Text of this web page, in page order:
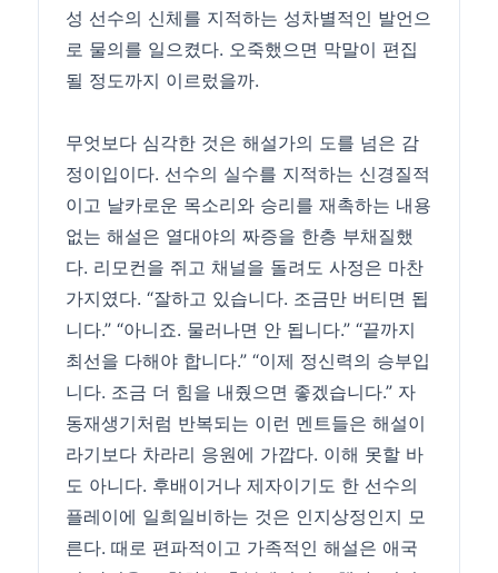
성 선수의 신체를 지적하는 성차별적인 발언으
로 물의를 일으켰다. 오죽했으면 막말이 편집
될 정도까지 이르렀을까.
무엇보다 심각한 것은 해설가의 도를 넘은 감
정이입이다. 선수의 실수를 지적하는 신경질적
이고 날카로운 목소리와 승리를 재촉하는 내용
없는 해설은 열대야의 짜증을 한층 부채질했
다. 리모컨을 쥐고 채널을 돌려도 사정은 마찬
가지였다. “잘하고 있습니다. 조금만 버티면 됩
니다.” “아니죠. 물러나면 안 됩니다.” “끝까지
최선을 다해야 합니다.” “이제 정신력의 승부입
니다. 조금 더 힘을 내줬으면 좋겠습니다.” 자
동재생기처럼 반복되는 이런 멘트들은 해설이
라기보다 차라리 응원에 가깝다. 이해 못할 바
도 아니다. 후배이거나 제자이기도 한 선수의
플레이에 일희일비하는 것은 인지상정인지 모
른다. 때로 편파적이고 가족적인 해설은 애국